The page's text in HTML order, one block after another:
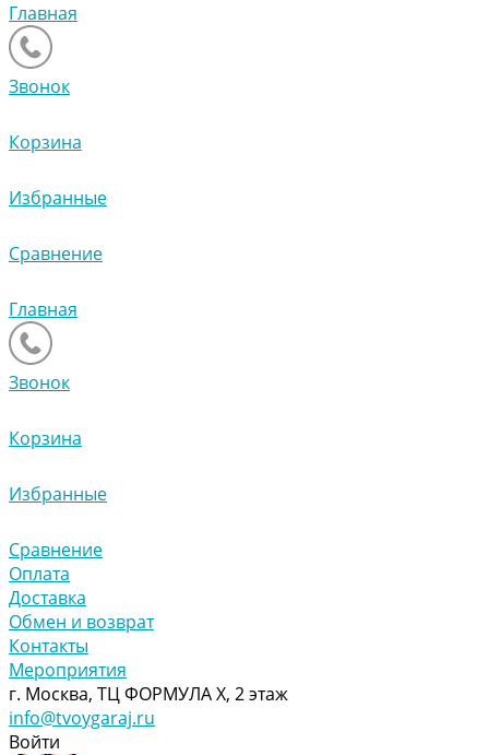
Главная
Звонок
Корзина
Избранные
Сравнение
Главная
Звонок
Корзина
Избранные
Сравнение
Оплата
Доставка
Обмен и возврат
Контакты
Мероприятия
г. Москва, ТЦ ФОРМУЛА Х, 2 этаж
info@tvoygaraj.ru
Войти